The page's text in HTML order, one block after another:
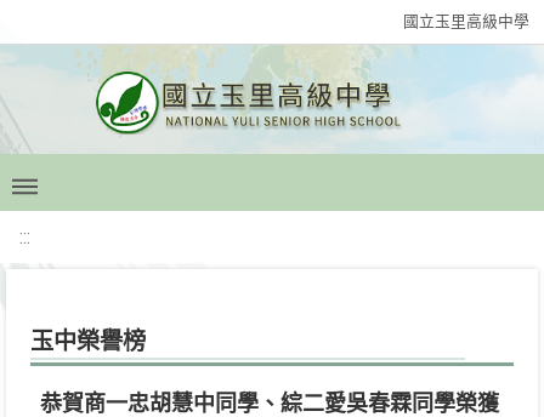
國立玉里高級中學
:::
玉中榮譽榜
恭賀商一忠胡慧中同學、綜二愛吳春霖同學榮獲